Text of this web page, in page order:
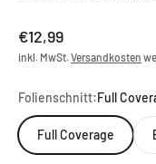
Angebot
€12,99
inkl. MwSt.Versandkosten
Folienschnitt:Full
Full Coverage